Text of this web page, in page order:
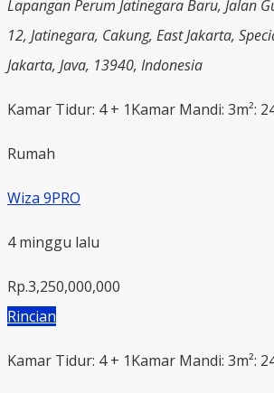
Lapangan Perum Jatinegara Baru, Jalan
12, Jatinegara, Cakung, East Jakarta,
Jakarta, Java, 13940, Indonesia
Kamar Tidur: 4 + 1Kamar Mandi: 3m²:
Rumah
Wiza 9PRO
4 minggu lalu
Rp.3,250,000,000
Rincian
Kamar Tidur: 4 + 1Kamar Mandi: 3m²: